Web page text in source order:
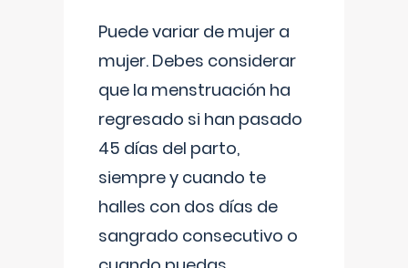
Puede variar de mujer a
mujer. Debes considerar
que la menstruación ha
regresado si han pasado
45 días del parto,
siempre y cuando te
halles con dos días de
sangrado consecutivo o